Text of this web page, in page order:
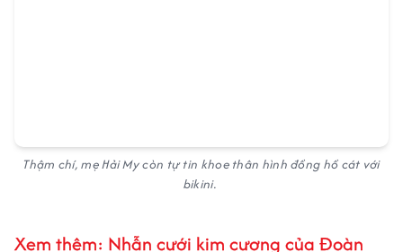
Thậm chí, mẹ Hải My còn tự tin khoe thân hình đồng hồ cát với
bikini.
Xem thêm: Nhẫn cưới kim cương của Đoàn